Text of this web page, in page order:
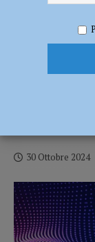
trading online, una
promesse di facili
Falso
30 Ottobre 2024